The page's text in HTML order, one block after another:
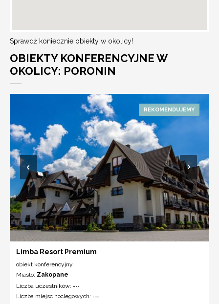
Sprawdź koniecznie obiekty w okolicy!
OBIEKTY KONFERENCYJNE W
OKOLICY: PORONIN
Limba Resort Premium
obiekt konferencyjny
Miasto: Zakopane
Liczba uczestników: ---
Liczba miejsc noclegowych: ---